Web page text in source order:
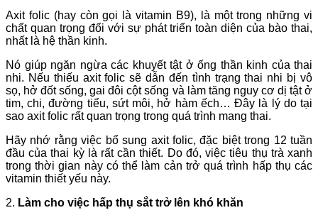
Axit folic (hay còn gọi là vitamin B9), là một trong những vi
chất quan trọng đối với sự phát triển toàn diện của bào thai,
nhất là hệ thần kinh.
Nó giúp ngăn ngừa các khuyết tật ở ống thần kinh của thai
nhi. Nếu thiếu axit folic sẽ dẫn đến tình trạng thai nhi bị vô
sọ, hở đốt sống, gai đôi cột sống và làm tăng nguy cơ dị tật ở
tim, chi, đường tiểu, sứt môi, hở hàm ếch… Đây là lý do tại
sao axit folic rất quan trọng trong quá trình mang thai.
Hãy nhớ rằng việc bổ sung axit folic, đặc biệt trong 12 tuần
đầu của thai kỳ là rất cần thiết. Do đó, việc tiêu thụ trà xanh
trong thời gian này có thể làm cản trở quá trình hấp thụ các
vitamin thiết yếu này.
2. Làm cho việc hấp thụ sắt trở lên khó khăn